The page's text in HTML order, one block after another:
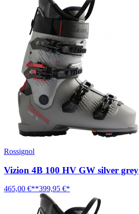
Rossignol
Vizion 4B 100 HV GW silver grey
465,00 €**399,95 €*